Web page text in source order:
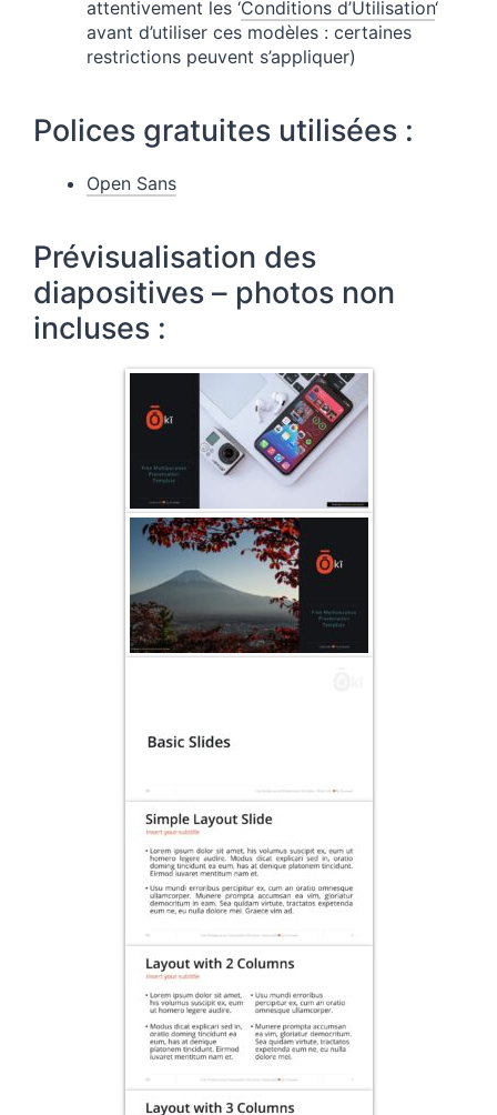
attentivement les ‘Conditions d’Utilisation‘
avant d’utiliser ces modèles : certaines
restrictions peuvent s’appliquer)
Polices gratuites utilisées :
Open Sans
Prévisualisation des
diapositives – photos non
incluses :